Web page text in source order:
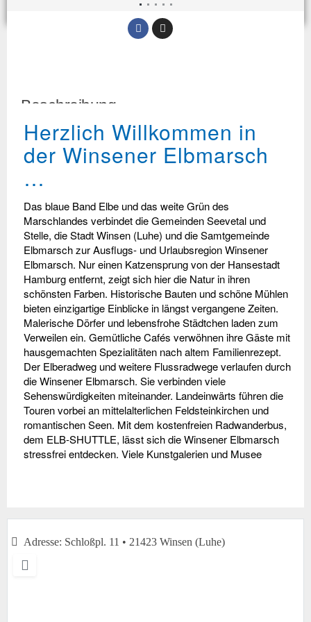
Beschreibung
Herzlich Willkommen in
der Winsener Elbmarsch
…
Das blaue Band Elbe und das weite Grün des
Marschlandes verbindet die Gemeinden Seevetal und
Stelle, die Stadt Winsen (Luhe) und die Samtgemeinde
Elbmarsch zur Ausflugs- und Urlaubsregion Winsener
Elbmarsch. Nur einen Katzensprung von der Hansestadt
Hamburg entfernt, zeigt sich hier die Natur in ihren
schönsten Farben. Historische Bauten und schöne Mühlen
bieten einzigartige Einblicke in längst vergangene Zeiten.
Malerische Dörfer und lebensfrohe Städtchen laden zum
Verweilen ein. Gemütliche Cafés verwöhnen ihre Gäste mit
hausgemachten Spezialitäten nach altem Familienrezept.
Der Elberadweg und weitere Flussradwege verlaufen durch
die Winsener Elbmarsch. Sie verbinden viele
Sehenswürdigkeiten miteinander. Landeinwärts führen die
Touren vorbei an mittelalterlichen Feldsteinkirchen und
romantischen Seen. Mit dem kostenfreien Radwanderbus,
dem ELB-SHUTTLE, lässt sich die Winsener Elbmarsch
stressfrei entdecken. Viele Kunstgalerien und Musee
Adresse: Schloßpl. 11 • 21423 Winsen (Luhe)